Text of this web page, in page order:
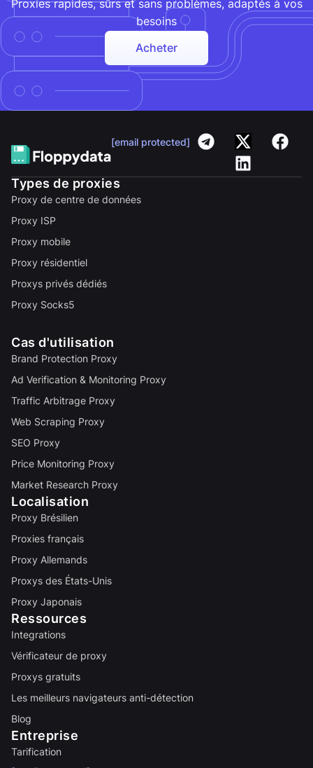
Proxies rapides, sûrs et sans problèmes, adaptés à vos
besoins
Acheter
[email protected]
Types de proxies
Proxy de centre de données
Proxy ISP
Proxy mobile
Proxy résidentiel
Proxys privés dédiés
Proxy Socks5
Cas d'utilisation
Brand Protection Proxy
Ad Verification & Monitoring Proxy
Traffic Arbitrage Proxy
Web Scraping Proxy
SEO Proxy
Price Monitoring Proxy
Market Research Proxy
Localisation
Proxy Brésilien
Proxies français
Proxy Allemands
Proxys des États-Unis
Proxy Japonais
Ressources
Integrations
Vérificateur de proxy
Proxys gratuits
Les meilleurs navigateurs anti-détection
Blog
Entreprise
Tarification